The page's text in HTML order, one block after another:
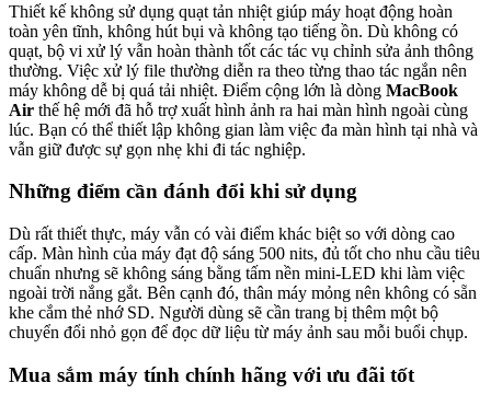
Thiết kế không sử dụng quạt tản nhiệt giúp máy hoạt động hoàn
toàn yên tĩnh, không hút bụi và không tạo tiếng ồn. Dù không có
quạt, bộ vi xử lý vẫn hoàn thành tốt các tác vụ chỉnh sửa ảnh thông
thường. Việc xử lý file thường diễn ra theo từng thao tác ngắn nên
máy không dễ bị quá tải nhiệt. Điểm cộng lớn là dòng MacBook
Air thế hệ mới đã hỗ trợ xuất hình ảnh ra hai màn hình ngoài cùng
lúc. Bạn có thể thiết lập không gian làm việc đa màn hình tại nhà và
vẫn giữ được sự gọn nhẹ khi đi tác nghiệp.
Những điểm cần đánh đổi khi sử dụng
Dù rất thiết thực, máy vẫn có vài điểm khác biệt so với dòng cao
cấp. Màn hình của máy đạt độ sáng 500 nits, đủ tốt cho nhu cầu tiêu
chuẩn nhưng sẽ không sáng bằng tấm nền mini-LED khi làm việc
ngoài trời nắng gắt. Bên cạnh đó, thân máy mỏng nên không có sẵn
khe cắm thẻ nhớ SD. Người dùng sẽ cần trang bị thêm một bộ
chuyển đổi nhỏ gọn để đọc dữ liệu từ máy ảnh sau mỗi buổi chụp.
Mua sắm máy tính chính hãng với ưu đãi tốt